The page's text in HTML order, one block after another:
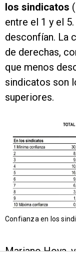
los sindicatos
entre el 1 y el
desconfían. La
de derechas,
que menos
sindicatos son
superiores.
Confianza en los
Mariano Hoya,